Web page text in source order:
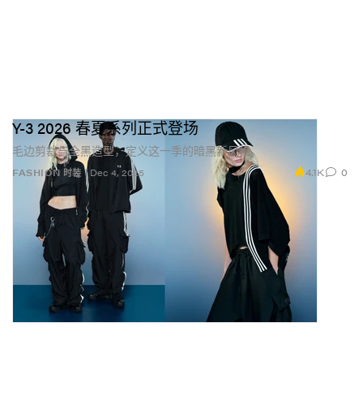
FASHION 时装
Y-3 2026 春夏系列正式登场
毛边剪裁与全黑造型，定义这一季的暗黑新风格。
Dec 4, 2025 4.1K 0